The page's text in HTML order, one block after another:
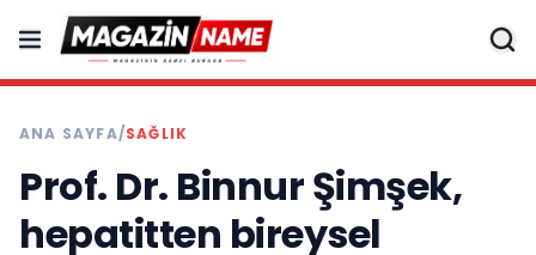
ANA SAYFA/SAĞLIK
Prof. Dr. Binnur Şimşek,
hepatitten bireysel